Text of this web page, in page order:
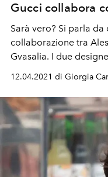
Gucci collabora
Sarà vero? Si parla
collaborazione tra
Gvasalia. I due
un nuovo progetto
lanciato questo
in occasione della
Autunno Inverno
12.04.2021 di Giorgia